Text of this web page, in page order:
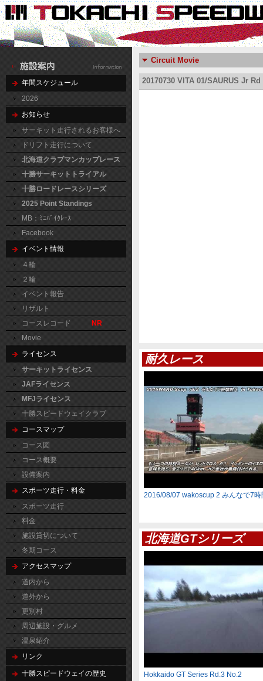
年間スケジュール
2026
お知らせ
サーキット走行されるお客様へ
ドリフト走行について
北海道クラブマンカップレース
十勝サーキットトライアル
十勝ロードレースシリーズ
2025 Point Standings
MB：ﾐﾆﾊﾞｲｸﾚｰｽ
Facebook
イベント情報
４輪
２輪
イベント報告
リザルト
コースレコード
NR
Movie
ライセンス
サーキットライセンス
JAFライセンス
MFJライセンス
十勝スピードウェイクラブ
コースマップ
コース図
コース概要
設備案内
スポーツ走行・料金
スポーツ走行
料金
施設貸切について
冬期コース
アクセスマップ
道内から
道外から
更別村
周辺施設・グルメ
温泉紹介
リンク
十勝スピードウェイの歴史
Circuit Movie
20170730 VITA 01/SAURUS Jr Rd
耐久レース
2016/08/07 wakoscup 2 みんなで7時
北海道GTシリーズ
Hokkaido GT Series Rd.3 No.2